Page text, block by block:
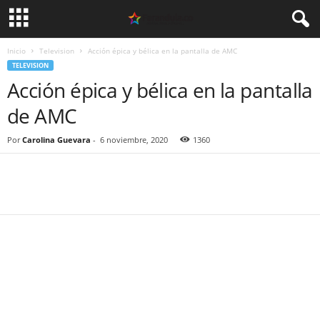
Inicio Television Acción épica y bélica en la pantalla de AMC
TELEVISION
Acción épica y bélica en la pantalla
de AMC
Por Carolina Guevara - 6 noviembre, 2020 1360